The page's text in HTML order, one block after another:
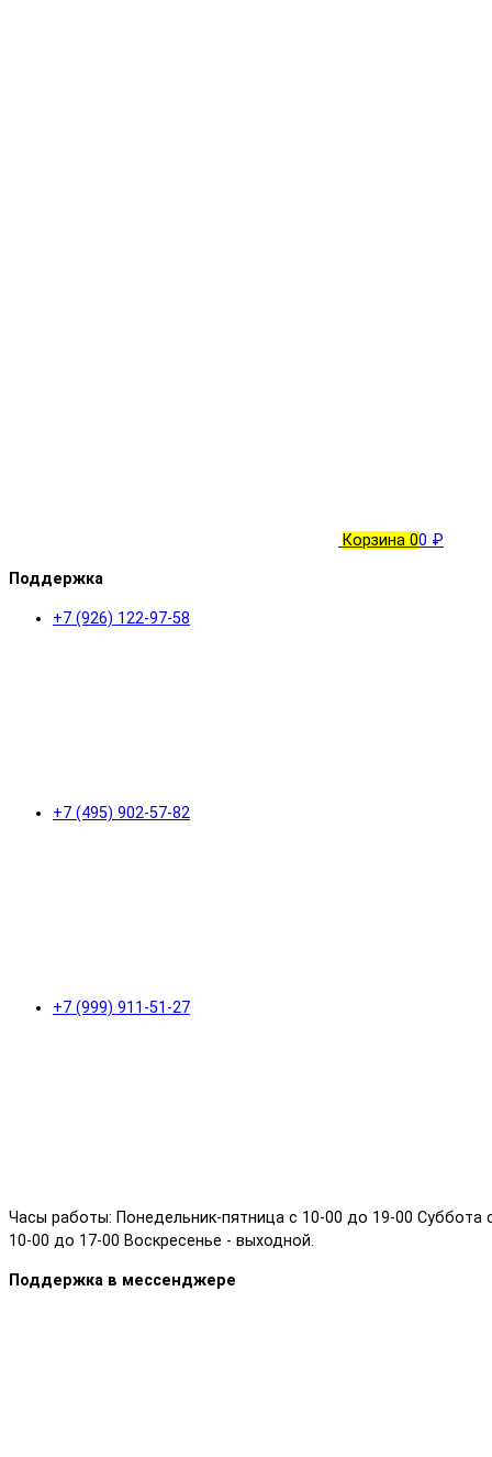
Корзина 00 ₽
Поддержка
+7 (926) 122-97-58
+7 (495) 902-57-82
+7 (999) 911-51-27
Часы работы: Понедельник-пятница с 10-00 до 19-00 Суббота
10-00 до 17-00 Воскресенье - выходной.
Поддержка в мессенджере